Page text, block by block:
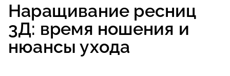
Наращивание ресниц
3Д: время ношения и
нюансы ухода